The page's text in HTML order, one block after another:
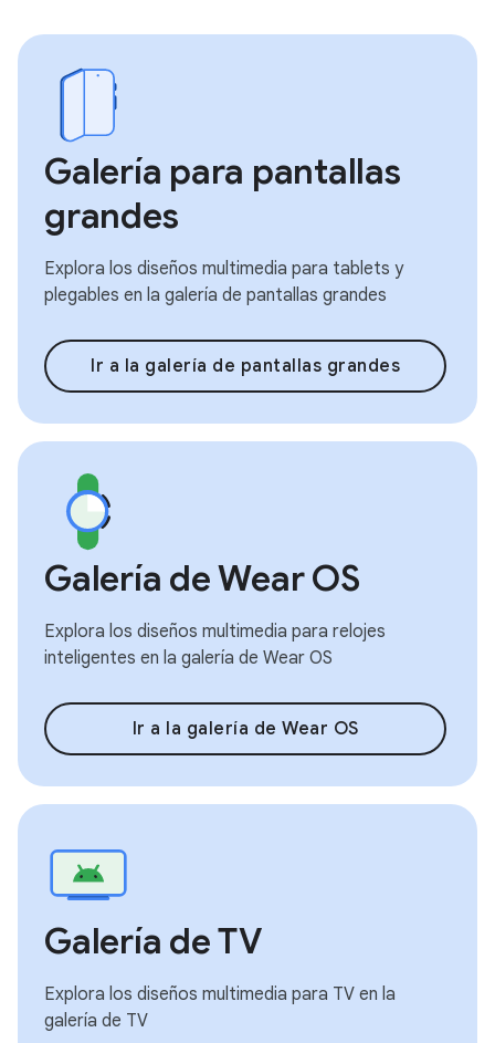
Galería para pantallas
grandes
Explora los diseños multimedia para tablets y
plegables en la galería de pantallas grandes
Ir a la galería de pantallas grandes
Galería de Wear OS
Explora los diseños multimedia para relojes
inteligentes en la galería de Wear OS
Ir a la galería de Wear OS
Galería de TV
Explora los diseños multimedia para TV en la
galería de TV